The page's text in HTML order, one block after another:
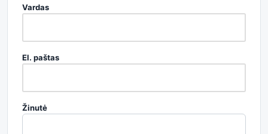
Vardas
El. paštas
Žinutė